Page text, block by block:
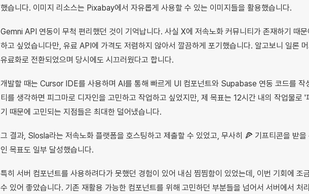
했습니다. 이미지 리소스는 Pixabay에서 자유롭게 사용할 수 있는 이미지들을 활용했습니다.
Gemni API 연동이 무척 편리했던 것이 기억납니다. 사실 X에 저속노화 커뮤니티가 존재하기 때
하고 싶었습니다만, 유료 API에 가격도 저렴하지 않아서 깔끔하게 포기했습니다. 알고보니 일론
유료화로 전환되었으며 당시에도 시끄러웠다고 합니다.
개발할 때는 Cursor IDE를 사용하며 AI를 통해 빠르게 UI 컴포넌트와 Supabase 연동 코드를 작
티를 생각하면 피그마로 디자인을 고민하고 작업하고 싶었지만, 제 목표는 12시간 내의 작업물로 '
기 때문에 고민되는 지점들은 최대한 덜어냈습니다.
그 결과, Slosla라는 저속노화 플랫폼을 호스팅하고 제출할 수 있었고, 무사히 🍕 기프티콘을 받을
인 목표도 일부 달성했습니다.
특히 서버 컴포넌트를 사용하려다가 못했던 경험이 있어 내심 찜찜함이 있었는데, 이번 기회에 조
수 있어 좋았습니다. 기존 재활용 가능한 컴포넌트를 위해 고민하던 부분들을 넘어서 서버에서 처